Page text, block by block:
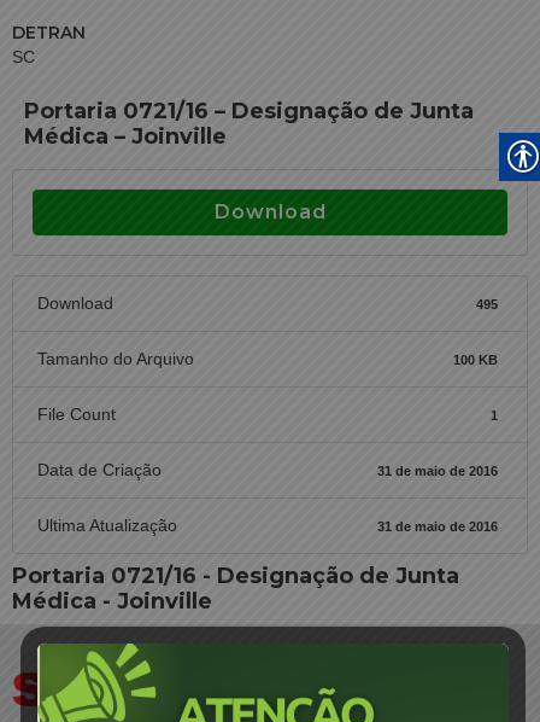
DETRAN
SC
Portaria 0721/16 – Designação de Junta
Médica – Joinville
Download
Download 495
Tamanho do Arquivo 100 KB
File Count 1
Data de Criação 31 de maio de 2016
Ultima Atualização 31 de maio de 2016
Portaria 0721/16 - Designação de Junta
Médica - Joinville